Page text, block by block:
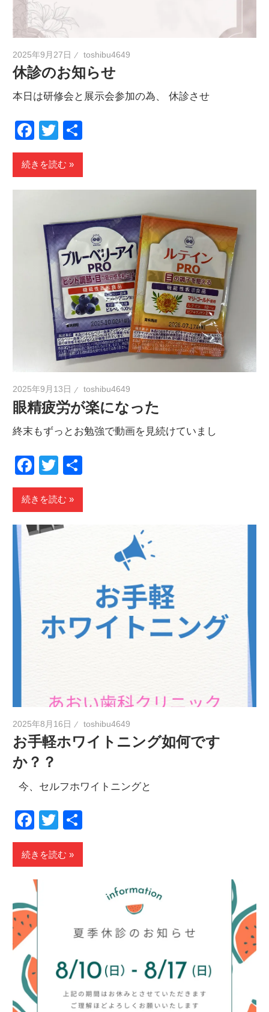
2025年9月27日 toshibu4649
休診のお知らせ
本日は研修会と展示会参加の為、 休診させ
Facebook
Twitter
有
続きを読む
2025年9月13日 toshibu4649
眼精疲労が楽になった
終末もずっとお勉強で動画を見続けていまし
Facebook
Twitter
有
続きを読む
2025年8月16日 toshibu4649
お手軽ホワイトニング如何です
か？？
今、セルフホワイトニングと
Facebook
Twitter
有
続きを読む